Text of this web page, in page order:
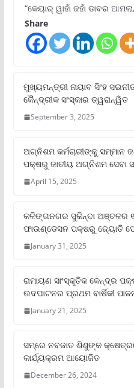
“କେୟାର୍ ୱାହାଁ ଜହାଁ ଡାବର ଆମଲା,
Share
ମୁଖ୍ୟମନ୍ତ୍ରୀ ନାୟାବ ସିଂହ
କୈନ୍ଦ୍ରୀକ ସଂସ୍କାର ତ୍ୱରାନ୍ୱିତ
September 3, 2025
ଅଗ୍ନିଶମ କର୍ମଚାରୀଙ୍କୁ ସମ୍ମାନ
ପକ୍ଷରୁ ଜାତୀୟ ଅଗ୍ନିଶମ ସେବା
April 15, 2025
କଳିଙ୍ଗନଗର ସୁକିନ୍ଦା ଅଞ୍ଚଳର
ଫାଉଣ୍ଡେସନ ପକ୍ଷରୁ ଜ୍ୟୋତି
January 31, 2025
ରାମାୟଣ ସାଂସ୍କୃତିକ କେନ୍ଦ୍ର
ଉଦଘାଟନର ପ୍ରଥମ ବାର୍ଷିକୀ
January 21, 2025
ସମ୍‌ରେ ନବଜାତ ଶିଶୁଙ୍କ
କାର୍ଯ୍ୟକ୍ରମ ଆୟୋଜିତ
December 26, 2024